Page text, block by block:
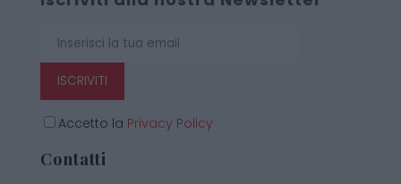
ISCRIVITI
Accetto la Privacy Policy
Contatti